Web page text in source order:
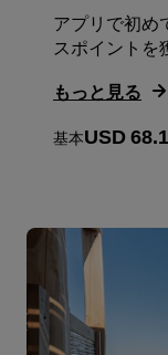
アプリで初め
スポイントを
もっと見る
基本USD